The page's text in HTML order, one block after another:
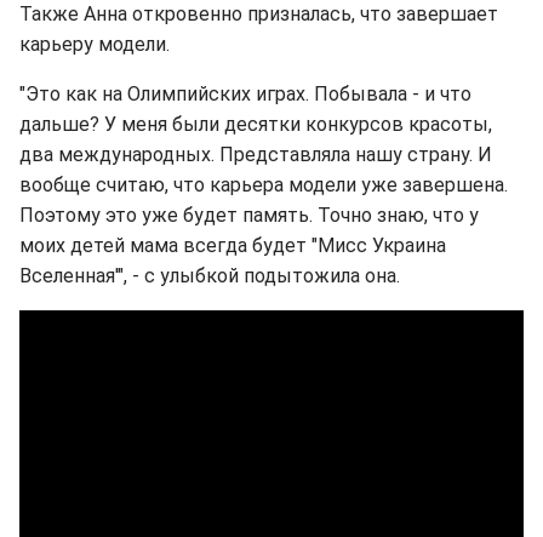
Также Анна откровенно призналась, что завершает
карьеру модели.
"Это как на Олимпийских играх. Побывала - и что
дальше? У меня были десятки конкурсов красоты,
два международных. Представляла нашу страну. И
вообще считаю, что карьера модели уже завершена.
Поэтому это уже будет память. Точно знаю, что у
моих детей мама всегда будет "Мисс Украина
Вселенная'", - с улыбкой подытожила она.